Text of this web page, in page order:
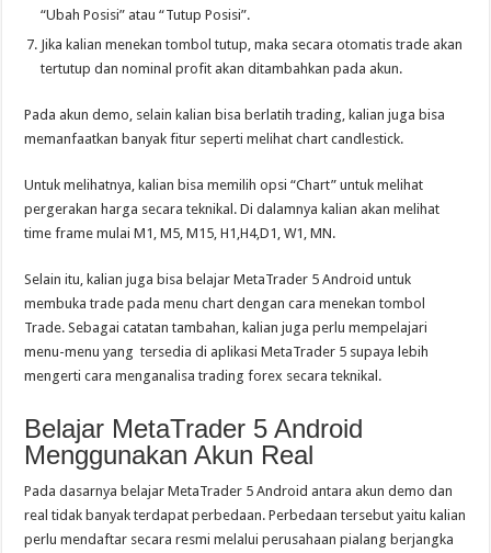
“Ubah Posisi” atau “Tutup Posisi”.
Jika kalian menekan tombol tutup, maka secara otomatis trade akan
tertutup dan nominal profit akan ditambahkan pada akun.
Pada akun demo, selain kalian bisa berlatih trading, kalian juga bisa
memanfaatkan banyak fitur seperti melihat chart candlestick.
Untuk melihatnya, kalian bisa memilih opsi “Chart” untuk melihat
pergerakan harga secara teknikal. Di dalamnya kalian akan melihat
time frame mulai M1, M5, M15, H1,H4,D1, W1, MN.
Selain itu, kalian juga bisa belajar MetaTrader 5 Android untuk
membuka trade pada menu chart dengan cara menekan tombol
Trade. Sebagai catatan tambahan, kalian juga perlu mempelajari
menu-menu yang tersedia di aplikasi MetaTrader 5 supaya lebih
mengerti cara menganalisa trading forex secara teknikal.
Belajar MetaTrader 5 Android
Menggunakan Akun Real
Pada dasarnya belajar MetaTrader 5 Android antara akun demo dan
real tidak banyak terdapat perbedaan. Perbedaan tersebut yaitu kalian
perlu mendaftar secara resmi melalui perusahaan pialang berjangka